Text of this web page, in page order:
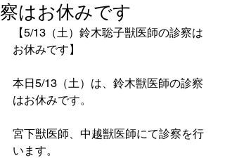
察はお休みです
【5/13（土）鈴木聡子獣医師の診察は
お休みです】
本日5/13（土）は、鈴木獣医師の診察
はお休みです。
宮下獣医師、中越獣医師にて診察を行
います。